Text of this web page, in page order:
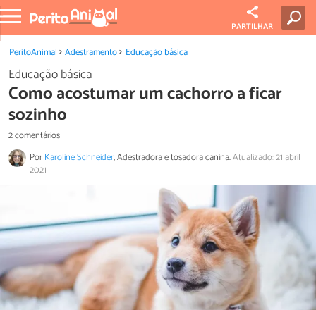
PARTILHAR
PeritoAnimal Adestramento Educação básica
Educação básica
Como acostumar um cachorro a ficar
sozinho
2 comentários
PorKaroline Schneider, Adestradora e tosadora canina.Atualizado: 21 abril
2021